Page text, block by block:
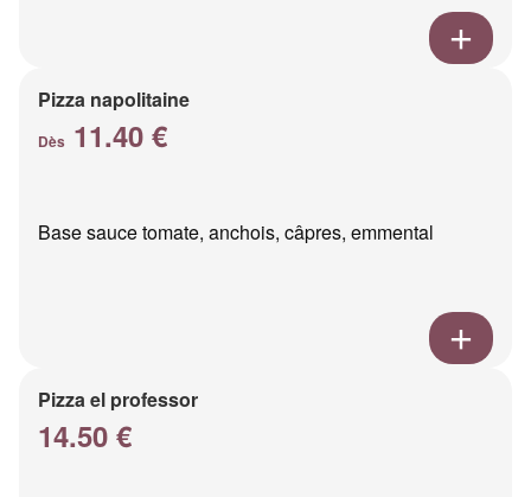
Pizza napolitaine
Dès 11.40 €
Base sauce tomate, anchois, câpres, emmental
Pizza el professor
14.50 €